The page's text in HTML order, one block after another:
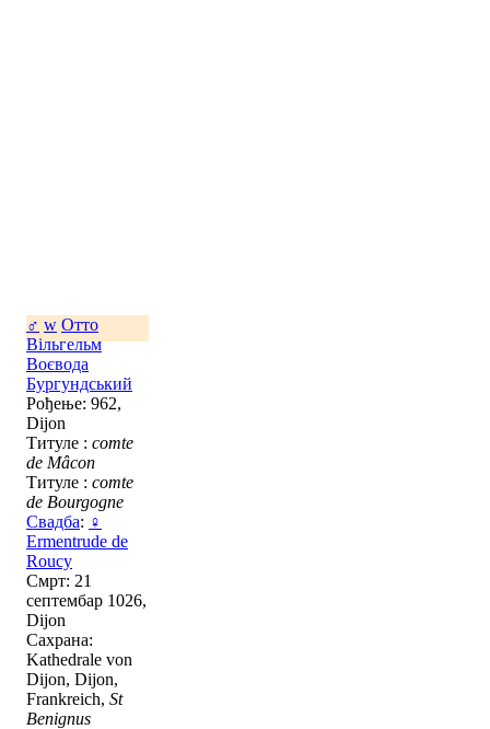
♂ w Отто
Вільгельм
Воєвода
Бургундський
Рођење: 962,
Dijon
Титуле : comte
de Mâcon
Титуле : comte
de Bourgogne
Свадба: ♀
Ermentrude de
Roucy
Смрт: 21
септембар 1026,
Dijon
Сахрана:
Kathedrale von
Dijon, Dijon,
Frankreich, St
Benignus